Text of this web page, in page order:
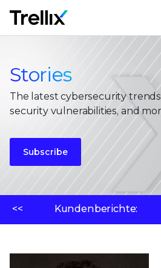
Stories
The latest cybersecurity
security vulnerabilities, and
Subscribe
<< Kundenberichte: